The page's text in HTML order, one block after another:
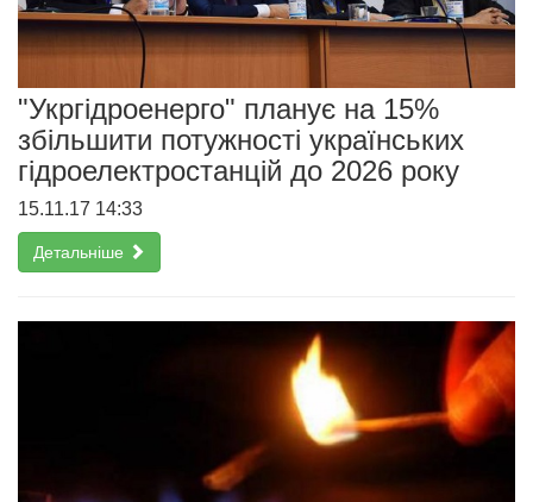
"Укргідроенерго" планує на 15%
збільшити потужності українських
гідроелектростанцій до 2026 року
15.11.17 14:33
Детальніше